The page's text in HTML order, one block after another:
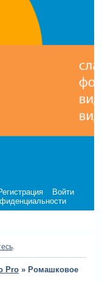
Войти
.
Pro » Ромашковое